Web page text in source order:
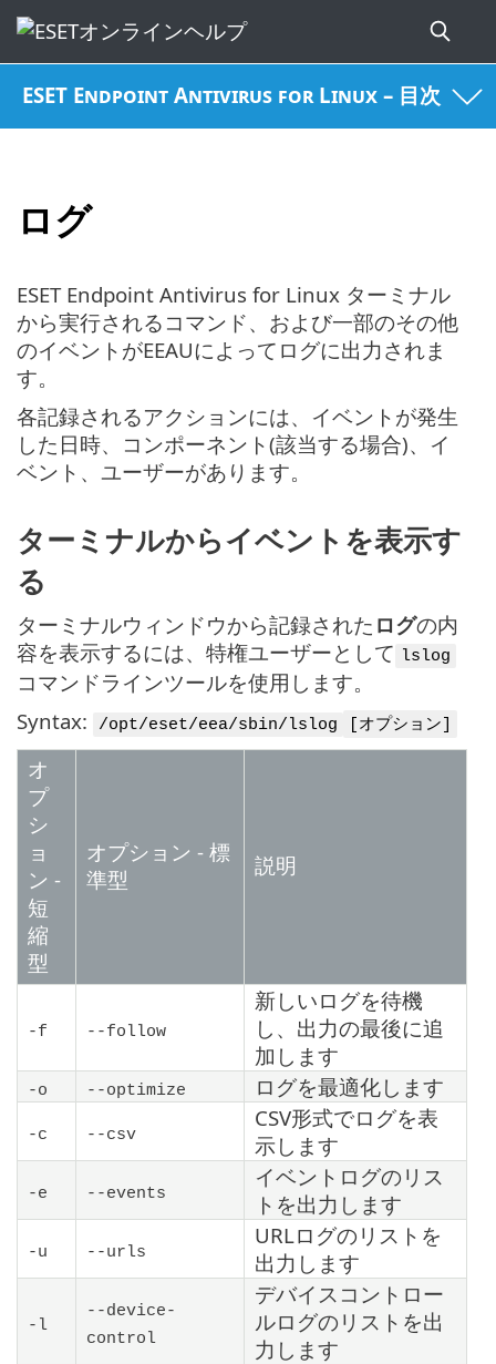
ESET Endpoint Antivirus for Linux – 目次
ログ
ESET Endpoint Antivirus for Linux ターミナル
から実行されるコマンド、および一部のその他
のイベントがEEAUによってログに出力されま
す。
各記録されるアクションには、イベントが発生
した日時、コンポーネント(該当する場合)、イ
ベント、ユーザーがあります。
ターミナルからイベントを表示す
る
ターミナルウィンドウから記録された ログの内
容を表示するには、特権ユーザーとして lslog
コマンドラインツールを使用します。
Syntax:
/opt/eset/eea/sbin/lslog [オプション]
オ
プ
シ
ョ
ン -
短
縮
型
オプション - 標
準型
説明
-f --follow
新しいログを待機
し、出力の最後に追
加します
-o --optimize ログを最適化します
-c --csv
CSV形式でログを表
示します
-e --events
イベントログのリス
トを出力します
-u --urls
URLログのリストを
出力します
-l
--device-
control
デバイスコントロー
ルログのリストを出
力します